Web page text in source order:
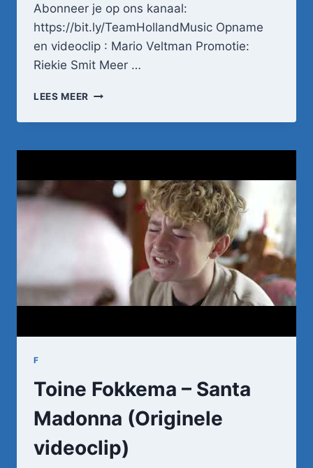
Abonneer je op ons kanaal:
https://bit.ly/TeamHollandMusic Opname
en videoclip : Mario Veltman Promotie:
Riekie Smit Meer …
LEES MEER FRANKY
EN
–
GOEIE
OUWE
TIJD
F
Toine Fokkema – Santa
Madonna (Originele
videoclip)